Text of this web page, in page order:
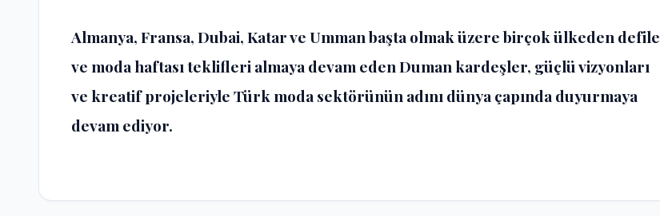
Almanya, Fransa, Dubai, Katar ve Umman başta olmak üzere birçok ülkeden defile
ve moda haftası teklifleri almaya devam eden Duman kardeşler, güçlü vizyonları
ve kreatif projeleriyle Türk moda sektörünün adını dünya çapında duyurmaya
devam ediyor.